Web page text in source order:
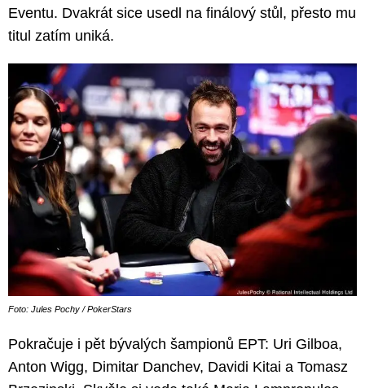
Eventu. Dvakrát sice usedl na finálový stůl, přesto mu
titul zatím uniká.
Foto: Jules Pochy / PokerStars
Pokračuje i pět bývalých šampionů EPT: Uri Gilboa,
Anton Wigg, Dimitar Danchev, Davidi Kitai a Tomasz